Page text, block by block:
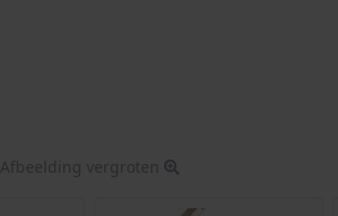
Afbeelding vergroten